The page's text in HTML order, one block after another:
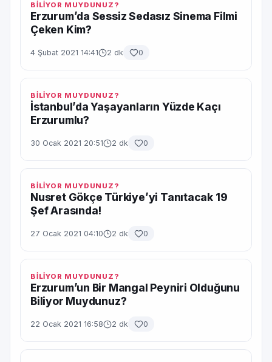
BİLİYOR MUYDUNUZ?
Erzurum’da Sessiz Sedasız Sinema Filmi
Çeken Kim?
4 Şubat 2021 14:41 2 dk 0
BİLİYOR MUYDUNUZ?
İstanbul’da Yaşayanların Yüzde Kaçı
Erzurumlu?
30 Ocak 2021 20:51 2 dk 0
BİLİYOR MUYDUNUZ?
Nusret Gökçe Türkiye’yi Tanıtacak 19
Şef Arasında!
27 Ocak 2021 04:10 2 dk 0
BİLİYOR MUYDUNUZ?
Erzurum’un Bir Mangal Peyniri Olduğunu
Biliyor Muydunuz?
22 Ocak 2021 16:58 2 dk 0